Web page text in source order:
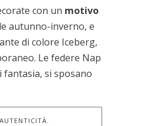
con un motivo
autunno-inverno, e
di colore Iceberg,
Le federe Nap
si sposano